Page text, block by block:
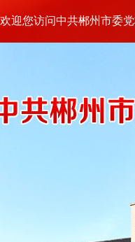
欢迎您访问中共郴州市委